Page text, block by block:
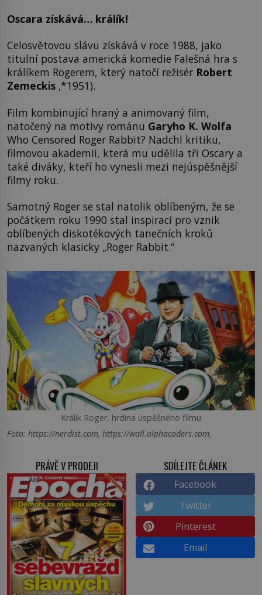
Oscara získává… králík!
Celosvětovou slávu získává v roce 1988, jako
titulní postava americká komedie Falešná hra s
králíkem Rogerem, který natočí režisér Robert
Zemeckis ‚*1951).
Film kombinující hraný a animovaný film,
natočený na motivy románu Garyho K. Wolfa
Who Censored Roger Rabbit? Nadchl kritiku,
filmovou akademii, která mu udělila tři Oscary a
také diváky, kteří ho vynesli mezi nejúspěšnější
filmy roku.
Samotný Roger se stal natolik oblíbeným, že se
počátkem roku 1990 stal inspirací pro vznik
oblíbených diskotékových tanečních kroků
nazvaných klasicky „Roger Rabbit.“
Králík Roger, hrdina úspěšného filmu
Foto: https://nerdist.com, https://wall.alphacoders.com,
PRÁVĚ V PRODEJI SDÍLEJTE ČLÁNEK
Facebook
Twitter
Pinterest
Email